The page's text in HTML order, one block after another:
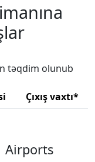
təqdim olunub
Çıxış vaxtı*
Airports